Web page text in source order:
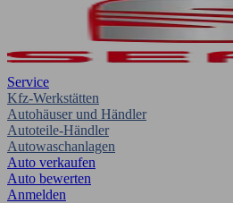
Service
Kfz-Werkstätten
Autohäuser und Händler
Autoteile-Händler
Autowaschanlagen
Auto verkaufen
Auto bewerten
Anmelden